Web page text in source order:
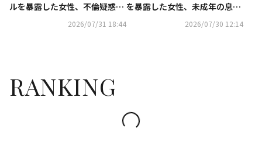
ルを暴露した女性、不倫疑惑や
事業に関するDispatchの報道
2026/07/31 18:44
を暴露した女性、未成年の息子
にも接触か…食い違う主張
2026/07/30 12:14
RANKING